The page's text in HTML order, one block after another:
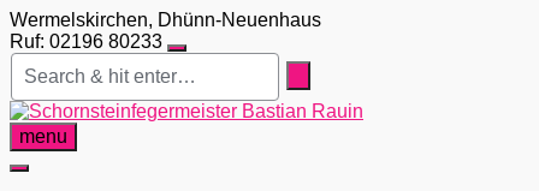
Skip
to
content
Wermelskirchen, Dhünn-Neuenhaus
Ruf: 02196 80233
menu